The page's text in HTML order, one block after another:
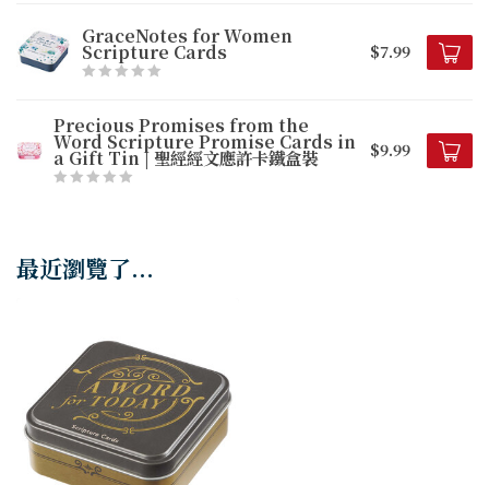
GraceNotes for Women
Scripture Cards $7.99
Precious Promises from the
Word Scripture Promise Cards in
a Gift Tin | 聖經經文應許卡鐵盒裝 $9.99
最近瀏覽了...